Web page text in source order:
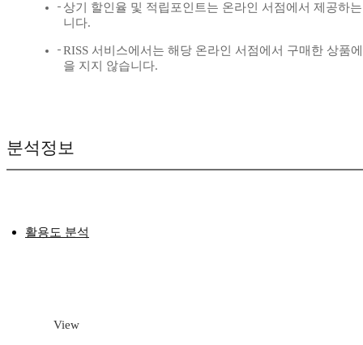
상기 할인율 및 적립포인트는 온라인 서점에서 제공하
니다.
RISS 서비스에서는 해당 온라인 서점에서 구매한 상품
을 지지 않습니다.
분석정보
활용도 분석
View